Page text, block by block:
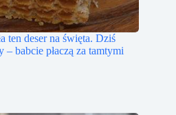
ten deser na święta. Dziś
babcie płaczą za tamtymi